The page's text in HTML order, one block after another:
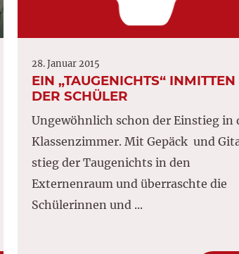
28. Januar 2015
EIN „TAUGENICHTS“ INMITTEN
DER SCHÜLER
Ungewöhnlich schon der Einstieg in
Klassenzimmer. Mit Gepäck und
stieg der Taugenichts in den
Externenraum und überraschte die
Schülerinnen und ...